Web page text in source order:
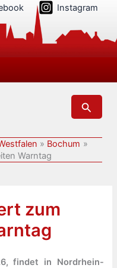
Instagram
Suchen
Bochum
Warntag
zum
findet in Nordrhein-